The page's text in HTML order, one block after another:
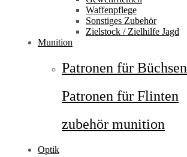
Waffenpflege
Sonstiges Zubehör
Zielstock / Zielhilfe Jagd
Munition
Patronen für Büchsen
Patronen für Flinten
zubehör munition
Optik